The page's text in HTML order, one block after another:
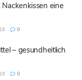
eine
0
– gesundheitlich
0